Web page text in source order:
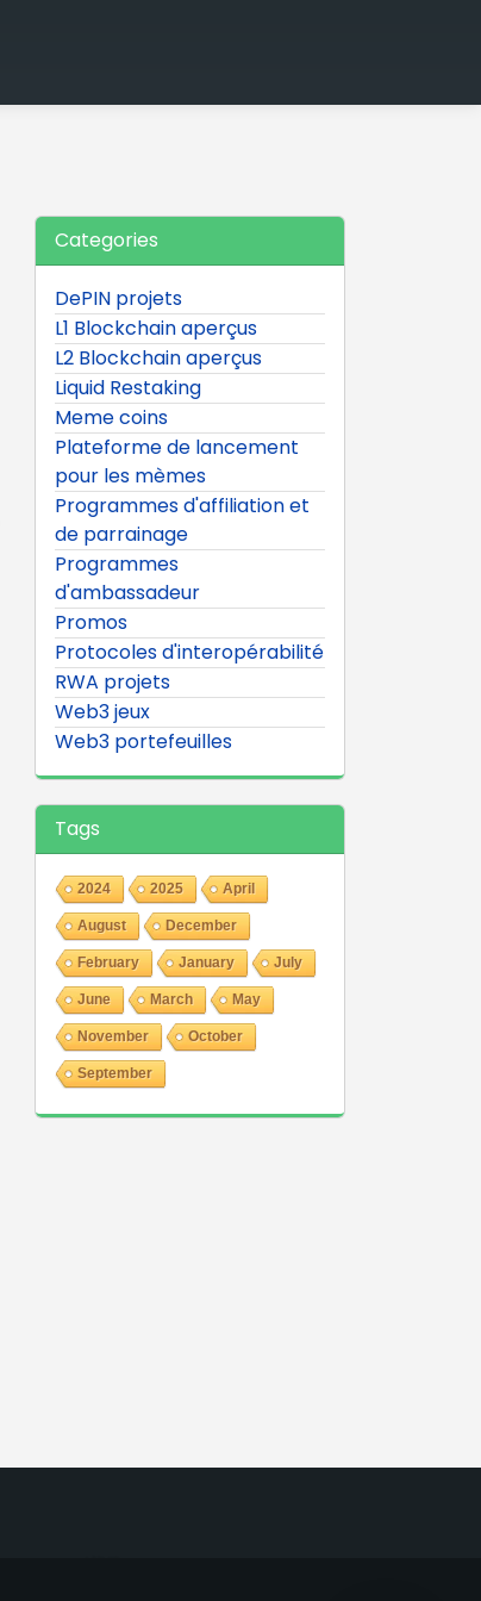
Categories
DePIN projets
L1 Blockchain aperçus
L2 Blockchain aperçus
Liquid Restaking
Meme coins
Plateforme de lancement
pour les mèmes
Programmes d'affiliation et
de parrainage
Programmes
d'ambassadeur
Promos
Protocoles d'interopérabilité
RWA projets
Web3 jeux
Web3 portefeuilles
Tags
2024 2025 April
August December
February January July
June March May
November October
September